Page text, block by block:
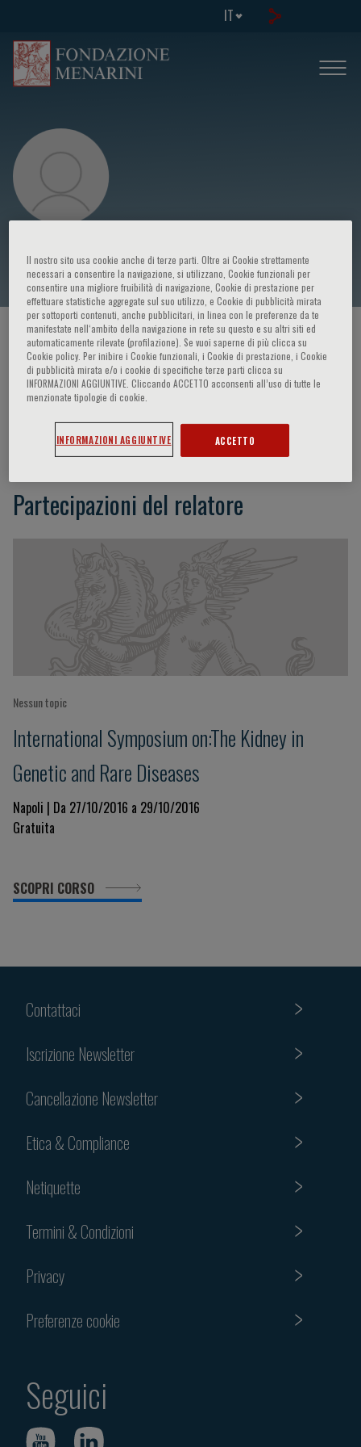
IT
N. Perico
HOME PAGE / CORSI ED EVENTI / RELATORE
N. Perico
Partecipazioni del relatore
Nessun topic
International Symposium on:The Kidney in
Genetic and Rare Diseases
Napoli | Da 27/10/2016 a 29/10/2016
Gratuita
SCOPRI CORSO
Contattaci
Iscrizione Newsletter
Cancellazione Newsletter
Etica & Compliance
Netiquette
Termini & Condizioni
Privacy
Preferenze cookie
Seguici
Il nostro sito usa cookie anche di terze parti. Oltre ai Cookie strettamente
necessari a consentire la navigazione, si utilizzano, Cookie funzionali per
consentire una migliore fruibilità di navigazione, Cookie di prestazione per
effettuare statistiche aggregate sul suo utilizzo, e Cookie di pubblicità mirata
per sottoporti contenuti, anche pubblicitari, in linea con le preferenze da te
manifestate nell‘ambito della navigazione in rete su questo e su altri siti ed
automaticamente rilevate (profilazione). Se vuoi saperne di più clicca su
Cookie policy. Per inibire i Cookie funzionali, i Cookie di prestazione, i Cookie
di pubblicità mirata e/o i cookie di specifiche terze parti clicca su
INFORMAZIONI AGGIUNTIVE. Cliccando ACCETTO acconsenti all’uso di tutte le
menzionate tipologie di cookie.
INFORMAZIONI AGGIUNTIVE ACCETTO